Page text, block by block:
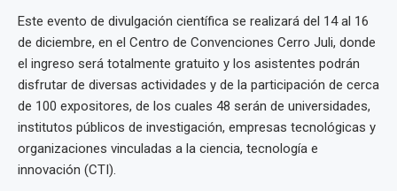
Este evento de divulgación científica se realizará del 14 al 16
de diciembre, en el Centro de Convenciones Cerro Juli, donde
el ingreso será totalmente gratuito y los asistentes podrán
disfrutar de diversas actividades y de la participación de cerca
de 100 expositores, de los cuales 48 serán de universidades,
institutos públicos de investigación, empresas tecnológicas y
organizaciones vinculadas a la ciencia, tecnología e
innovación (CTI).